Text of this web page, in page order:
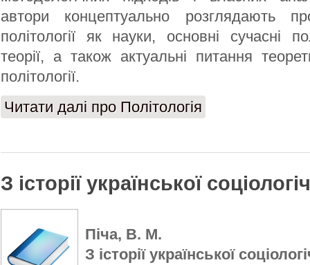
автори концептуально розглядають
політології як науки, основні сучасні
теорії, а також актуальні питання
політології.
Читати далі про Політологія
З історії української
Піча, В. М.
З історії української